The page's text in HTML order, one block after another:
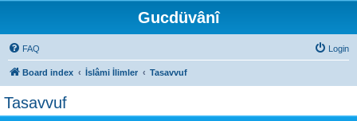
Gucdüvânî
FAQ Login
Board index İslâmi İlimler Tasavvuf
Tasavvuf